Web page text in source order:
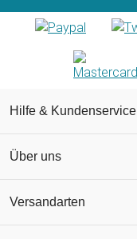
Hilfe & Kundenservice
Über uns
Versandarten